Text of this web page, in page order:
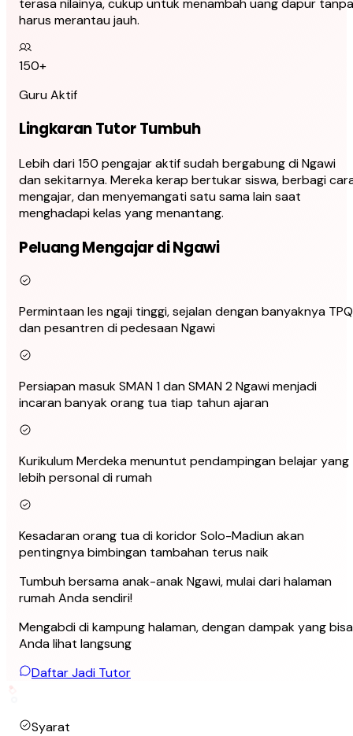
terasa nilainya, cukup untuk menambah uang dapur tanpa
harus merantau jauh.
150+
Guru Aktif
Lingkaran Tutor Tumbuh
Lebih dari 150 pengajar aktif sudah bergabung di Ngawi
dan sekitarnya. Mereka kerap bertukar siswa, berbagi
mengajar, dan menyemangati satu sama lain saat
menghadapi kelas yang menantang.
Peluang Mengajar di Ngawi
Permintaan les ngaji tinggi, sejalan dengan banyaknya TPQ
dan pesantren di pedesaan Ngawi
Persiapan masuk SMAN 1 dan SMAN 2 Ngawi menjadi
incaran banyak orang tua tiap tahun ajaran
Kurikulum Merdeka menuntut pendampingan belajar yang
lebih personal di rumah
Kesadaran orang tua di koridor Solo-Madiun akan
pentingnya bimbingan tambahan terus naik
Tumbuh bersama anak-anak Ngawi, mulai dari halaman
rumah Anda sendiri!
Mengabdi di kampung halaman, dengan dampak yang bisa
Anda lihat langsung
Daftar Jadi Tutor
Syarat